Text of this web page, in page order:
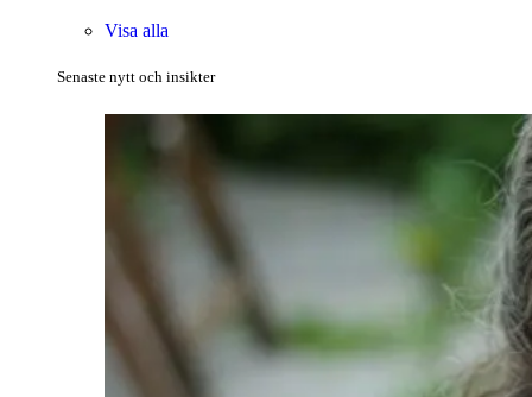
Visa alla
Senaste nytt och insikter